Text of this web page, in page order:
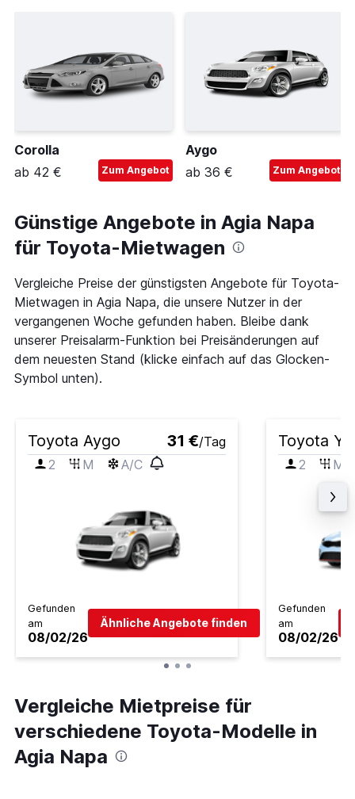
Corolla
ab 42 €
Zum Angebot
Aygo
ab 36 €
Zum Angebot
Günstige Angebote in Agia Napa
für Toyota-Mietwagen
Vergleiche Preise der günstigsten Angebote für Toyota-
Mietwagen in Agia Napa, die unsere Nutzer in der
vergangenen Woche gefunden haben. Bleibe dank
unserer Preisalarm-Funktion bei Preisänderungen auf
dem neuesten Stand (klicke einfach auf das Glocken-
Symbol unten).
Toyota Aygo 31 €/Tag
2
M A/C
Gefunden
am
08/02/26
Ähnliche Angebote finden
Toyota
2 M
Gefunden
am
08/02/26
Vergleiche Mietpreise für
verschiedene Toyota-Modelle in
Agia Napa